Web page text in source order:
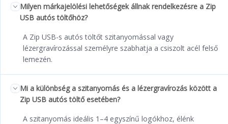
Milyen márkajelölési lehetőségek állnak rendelkezésre a Zip
USB autós töltőhöz?
A Zip USB-s autós töltőt szitanyomással vagy
lézergravírozással személyre szabhatja a csiszolt acél felső
lemezén.
Mi a különbség a szitanyomás és a lézergravírozás között a
Zip USB autós töltő esetében?
A szitanyomás ideális 1–4 egyszínű logókhoz, élénk